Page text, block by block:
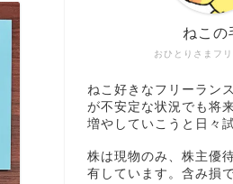
おひとりさまフ
ねこの
ねこ好きなフリーラン
が不安定な状況でも将
増やしていこうと日々
株は現物のみ、株主優
有しています。含み損